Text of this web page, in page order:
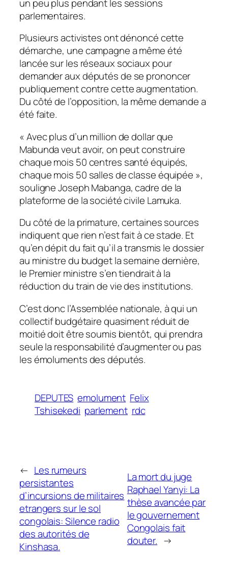
un peu plus pendant les sessions
parlementaires.
Plusieurs activistes ont dénoncé cette
démarche, une campagne a même été
lancée sur les réseaux sociaux pour
demander aux députés de se prononcer
publiquement contre cette augmentation.
Du côté de l’opposition, la même demande a
été faite.
«Avec plus d’un million de dollar que
Mabunda veut avoir, on peut construire
chaque mois 50 centres santé équipés,
chaque mois 50 salles de classe équipée »,
souligne Joseph Mabanga, cadre de la
plateforme de la société civile Lamuka.
Du côté de la primature, certaines sources
indiquent que rien n’est fait à ce stade. Et
qu’en dépit du fait qu’il a transmis le dossier
au ministre du budget la semaine dernière,
le Premier ministre s’en tiendrait à la
réduction du train de vie des institutions.
C’est donc l’Assemblée nationale, à qui un
collectif budgétaire quasiment réduit de
moitié doit être soumis bientôt, qui prendra
seule la responsabilité d’augmenter ou pas
les émoluments des députés.
DEPUTES emolument Felix
Tshisekedi parlement rdc
← Les rumeurs
persistantes
d’incursions de militaires
etrangers sur le sol
congolais: Silence radio
des autorités de
Kinshasa.
La mort du juge
Raphael Yanyi: La
thèse avancée par
le gouvernement
Congolais fait
douter. →